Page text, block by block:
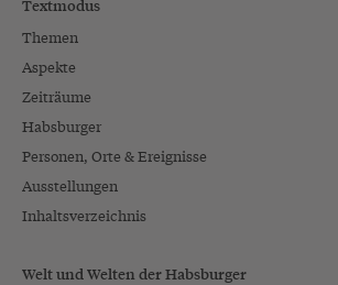
Themen
Aspekte
Zeiträume
Habsburger
Personen, Orte & Ereignisse
Ausstellungen
Inhaltsverzeichnis
Welt und Welten der Habsburger